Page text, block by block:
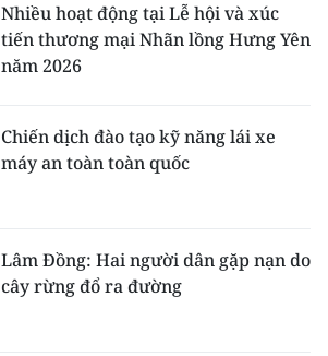
Nhiều hoạt động tại Lễ hội và xúc
tiến thương mại Nhãn lồng Hưng Yên
năm 2026
Chiến dịch đào tạo kỹ năng lái xe
máy an toàn toàn quốc
Lâm Đồng: Hai người dân gặp nạn do
cây rừng đổ ra đường